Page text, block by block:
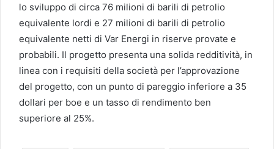
lo sviluppo di circa 76 milioni di barili di petrolio
equivalente lordi e 27 milioni di barili di petrolio
equivalente netti di Var Energi in riserve provate e
probabili. Il progetto presenta una solida redditività, in
linea con i requisiti della società per l’approvazione
del progetto, con un punto di pareggio inferiore a 35
dollari per boe e un tasso di rendimento ben
superiore al 25%.